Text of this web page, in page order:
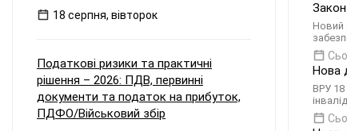
Новий
Нова
ВРУ 18
18 серпня, вівторок
Податкові ризики та практичні
рішення – 2026: ПДВ, первинні
документи та податок на прибуток,
ПДФО/Військовий збір